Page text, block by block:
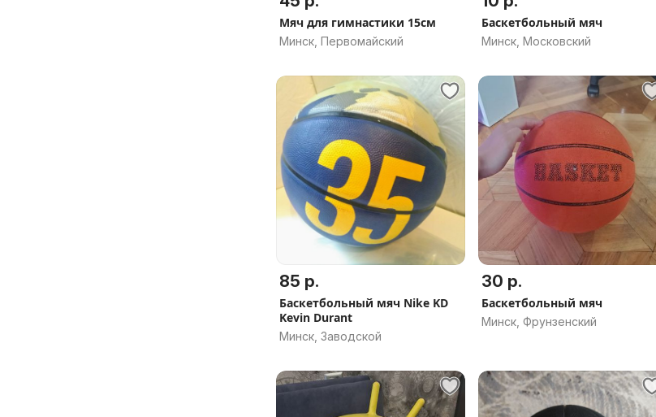
Мяч для гимнастики 15см
Минск, Первомайский
Баскетбольный мяч
Минск, Московский
85 р.
Баскетбольный мяч Nike KD
Kevin Durant
Минск, Заводской
30 р.
Баскетбольный мяч
Минск, Фрунзенский